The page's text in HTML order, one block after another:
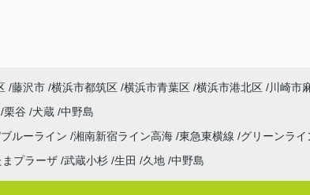
藤沢市 横浜市都筑区 横浜市青葉区 横浜市港北区
川崎市
栗谷 犬蔵 中野島
ブルーライン 湘南新宿ライン高海 東急東横線
グリーンラ
まプラーザ 武蔵小杉 生田 久地 中野島